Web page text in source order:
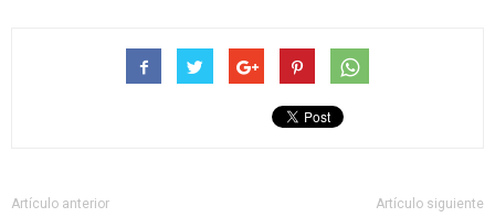
Artículo anterior Artículo siguiente